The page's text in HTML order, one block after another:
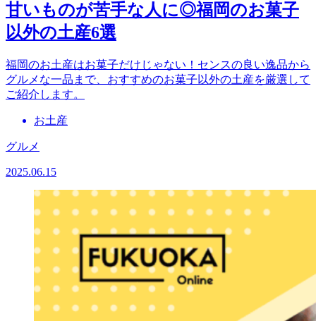
甘いものが苦手な人に◎福岡のお菓子
以外の土産6選
福岡のお土産はお菓子だけじゃない！センスの良い逸品から
グルメな一品まで、おすすめのお菓子以外の土産を厳選して
ご紹介します。
お土産
グルメ
2025.06.15